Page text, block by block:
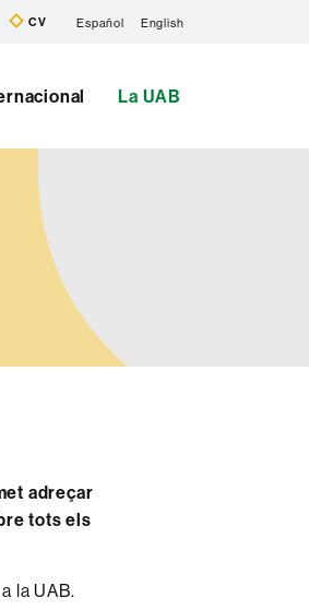
CV Español English
La UAB
adreçar
tots els
a la UAB.